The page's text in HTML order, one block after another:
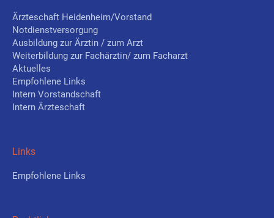
Ärzteschaft Heidenheim/Vorstand
Notdienstversorgung
Ausbildung zur Ärztin / zum Arzt
Weiterbildung zur Fachärztin/ zum Facharzt
Aktuelles
Empfohlene Links
Intern Vorstandschaft
Intern Ärzteschaft
Links
Empfohlene Links